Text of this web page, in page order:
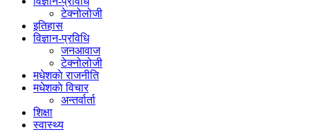
टेक्नोलोजी
इतिहास
विज्ञान-प्रविधि
जनआवाज
टेक्नोलोजी
मधेशकाे राजनीति
मधेशकाे विचार
अन्तर्वार्ता
शिक्षा
स्वास्थ्य